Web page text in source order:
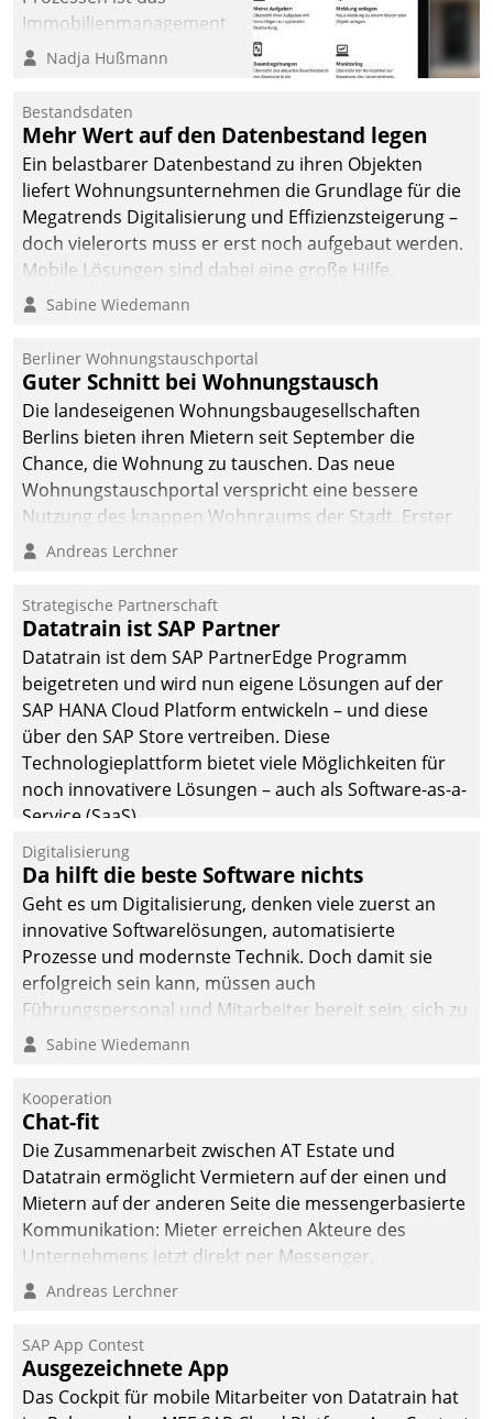
Immobilienmanagement
der Bayerischen
Ressort Kapitalanlage für
künftige Aufgaben und
Herausforderungen
gerüstet.
Nadja Hußmann
Bestandsdaten
Mehr Wert auf den Datenbestand legen
Ein belastbarer Datenbestand zu ihren Objekten
liefert Wohnungsunternehmen die Grundlage für die
Megatrends Digitalisierung und Effizienzsteigerung –
doch vielerorts muss er erst noch aufgebaut werden.
Mobile Lösungen sind dabei eine große Hilfe.
Sabine Wiedemann
Berliner Wohnungstauschportal
Guter Schnitt bei Wohnungstausch
Die landeseigenen Wohnungsbaugesellschaften
Berlins bieten ihren Mietern seit September die
Chance, die Wohnung zu tauschen. Das neue
Wohnungstauschportal verspricht eine bessere
Nutzung des knappen Wohnraums der Stadt. Erster
Anwendungsfall für Datatrains Lösung API-Hub mit
Unternehmen.
Andreas Lerchner
Strategische Partnerschaft
Datatrain ist SAP Partner
Datatrain ist dem SAP PartnerEdge Programm
beigetreten und wird nun eigene Lösungen auf der
SAP HANA Cloud Platform entwickeln – und diese
über den SAP Store vertreiben. Diese
Technologieplattform bietet viele Möglichkeiten für
noch innovativere Lösungen – auch als Software-as-a-
Service (SaaS).
Digitalisierung
Da hilft die beste Software nichts
Geht es um Digitalisierung, denken viele zuerst an
innovative Softwarelösungen, automatisierte
Prozesse und modernste Technik. Doch damit sie
erfolgreich sein kann, müssen auch
Führungspersonal und Mitarbeiter bereit sein, sich zu
verändern und anzupassen, sonst werden sie an ihr
Sabine Wiedemann
Kooperation
Chat-fit
Die Zusammenarbeit zwischen AT Estate und
Datatrain ermöglicht Vermietern auf der einen und
Mietern auf der anderen Seite die messengerbasierte
Kommunikation: Mieter erreichen Akteure des
Unternehmens jetzt direkt per Messenger,
Mitarbeiter oder Dienstleister empfangen oder
Andreas Lerchner
SAP App Contest
Ausgezeichnete App
Das Cockpit für mobile Mitarbeiter von Datatrain hat